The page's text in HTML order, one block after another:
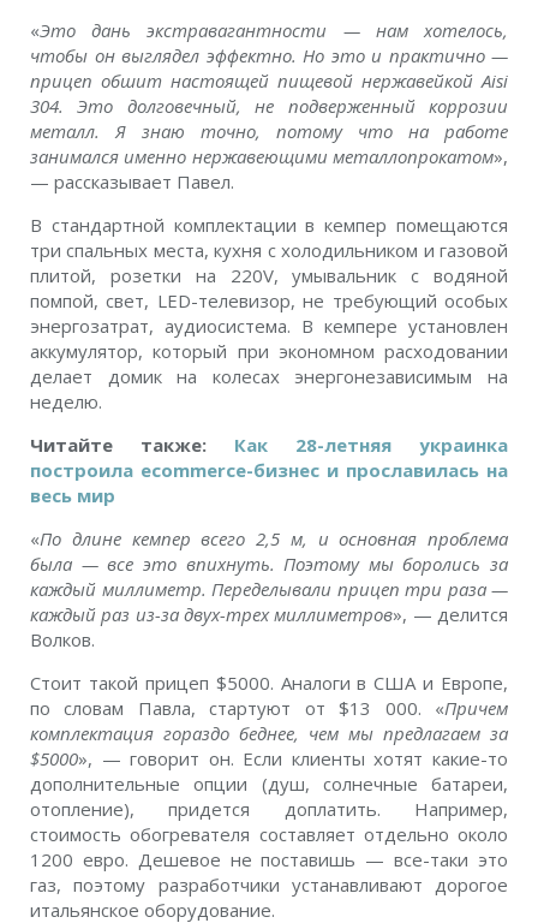
«Это дань экстравагантности — нам хотелось,
чтобы он выглядел эффектно. Но это и практично —
прицеп обшит настоящей пищевой нержавейкой Aisi
304. Это долговечный, не подверженный коррозии
металл. Я знаю точно, потому что на работе
занимался именно нержавеющими металлопрокатом»,
— рассказывает Павел.
В стандартной комплектации в кемпер помещаются
три спальных места, кухня с холодильником и газовой
плитой, розетки на 220V, умывальник с водяной
помпой, свет, LED-телевизор, не требующий особых
энергозатрат, аудиосистема. В кемпере установлен
аккумулятор, который при экономном расходовании
делает домик на колесах энергонезависимым на
неделю.
Читайте также: Как 28-летняя украинка
построила ecommerce-бизнес и прославилась на
весь мир
«По длине кемпер всего 2,5 м, и основная проблема
была — все это впихнуть. Поэтому мы боролись за
каждый миллиметр. Переделывали прицеп три раза —
каждый раз из-за двух-трех миллиметров», — делится
Волков.
Стоит такой прицеп $5000. Аналоги в США и Европе,
по словам Павла, стартуют от $13 000. «Причем
комплектация гораздо беднее, чем мы предлагаем за
$5000», — говорит он. Если клиенты хотят какие-то
дополнительные опции (душ, солнечные батареи,
отопление), придется доплатить. Например,
стоимость обогревателя составляет отдельно около
1200 евро. Дешевое не поставишь — все-таки это
газ, поэтому разработчики устанавливают дорогое
итальянское оборудование.